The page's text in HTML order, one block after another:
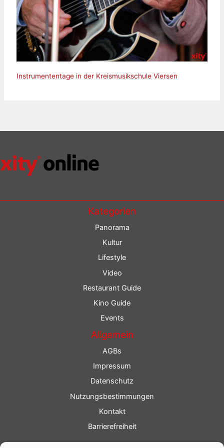
Instrumententage in der Kreismusikschule Viersen
Kategorien
Panorama
Kultur
Lifestyle
Video
Restaurant Guide
Kino Guide
Events
Allgemein
AGBs
Impressum
Datenschutz
Nutzungsbestimmungen
Kontakt
Barrierefreiheit